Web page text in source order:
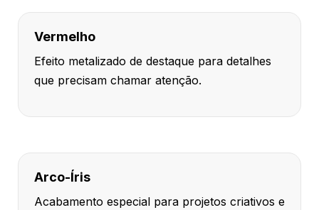
Vermelho
Efeito metalizado de destaque para detalhes
que precisam chamar atenção.
Arco-Íris
Acabamento especial para projetos criativos e